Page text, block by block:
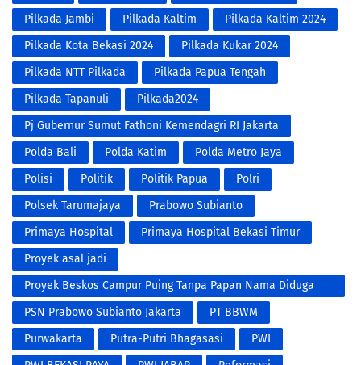
Pilkada Jambi
Pilkada Kaltim
Pilkada Kaltim 2024
Pilkada Kota Bekasi 2024
Pilkada Kukar 2024
Pilkada NTT Pilkada
Pilkada Papua Tengah
Pilkada Tapanuli
Pilkada2024
Pj Gubernur Sumut Fathoni Kemendagri RI Jakarta
Polda Bali
Polda Katim
Polda Metro Jaya
Polisi
Politik Politik Papua
Polri
Polsek Tarumajaya
Prabowo Subianto
Primaya Hospital
Primaya Hospital Bekasi Timur
Proyek asal jadi
Proyek Beskos Campur Puing Tanpa Papan Nama Diduga
Proyek Siluman Tidak Transparan
PSN Prabowo Subianto Jakarta
PT BBWM
Purwakarta
Putra-Putri Bhagasasi
PWI